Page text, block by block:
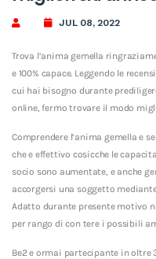
JUL 08, 2022
Trova l’anima gemella
e 100% capace. Leggendo le
cui hai bisogno durante
online, fermo trovare il modo
Comprendere l’anima gemella e
che e effettivo cosicche le
socio sono aumentate, e anche
accorgersi una soggetto
Adatto durante presente motivo
per rango di con tere i possibili
Be2 e ormai partecipante in oltre